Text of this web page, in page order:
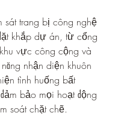
sát trang bị công nghệ
khắp dự án, từ cổng
vực công cộng và
nhận diện khuôn
tình huống bất
bảo mọi hoạt động
soát chặt chẽ.